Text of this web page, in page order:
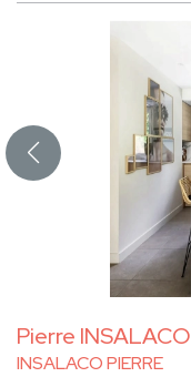
Pierre INSALACO
INSALACO PIERRE